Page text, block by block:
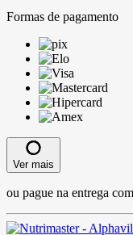
Formas de pagamento
Ver mais
ou pague na entrega